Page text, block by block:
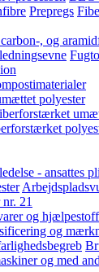
Prepregs
, og
polyester
- ansattes
21
og
og
og med